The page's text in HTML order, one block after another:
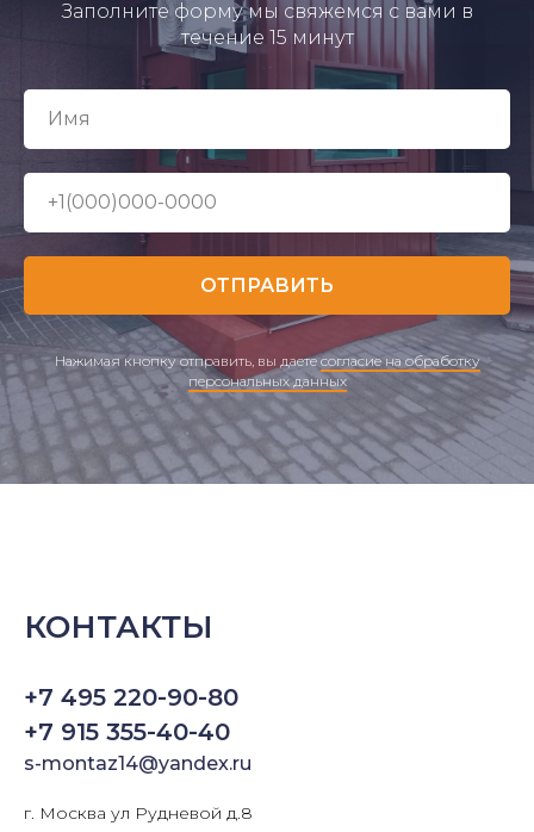
Заполните форму мы свяжемся с вами в
течение 15 минут
ОТПРАВИТЬ
Нажимая кнопку отправить, вы даетесогласие на обработку
персональных данных
КОНТАКТЫ
+7 495 220-90-80
+7 915 355-40-40
s-montaz14@yandex.ru
г. Москва ул Рудневой д.8